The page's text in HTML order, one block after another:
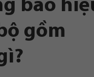
báo
gồm